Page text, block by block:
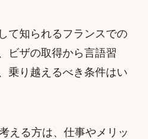
て知られるフランスでの
ビザの取得から言語習
乗り越えるべき条件はい
える方は、仕事やメリッ